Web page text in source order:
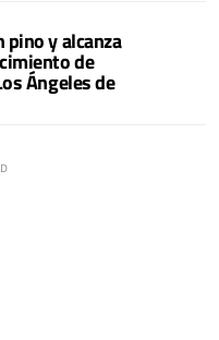
pino y alcanza
de
Ángeles de